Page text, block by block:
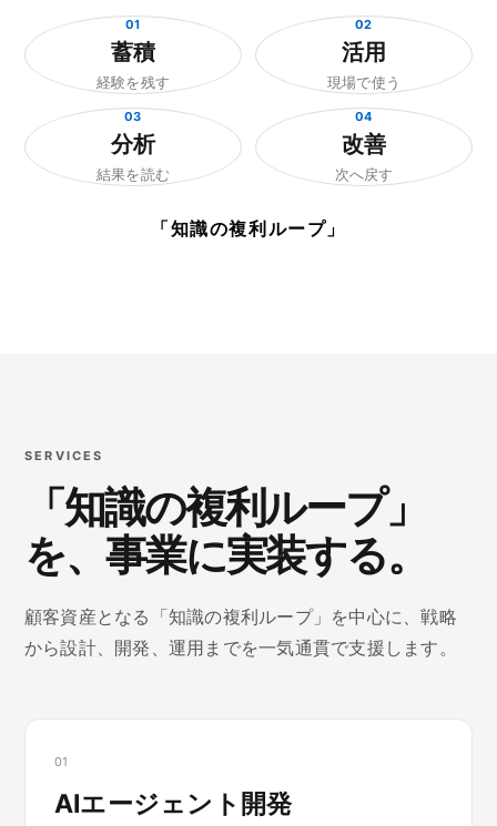
01
蓄積
経験を残す
02
活用
現場で使う
03
分析
結果を読む
04
改善
次へ戻す
「知識の複利ループ」
SERVICES
「知識の複利ループ」
を、事業に実装する。
顧客資産となる「知識の複利ループ」を中心に、戦略
から設計、開発、運用までを一気通貫で支援します。
01
AIエージェント開発